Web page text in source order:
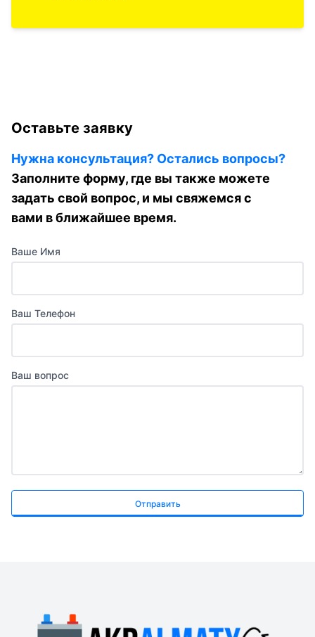
Оставьте заявку
Нужна консультация? Остались вопросы?
Заполните форму, где вы также можете
задать свой вопрос, и мы свяжемся с
вами в ближайшее время.
Ваше Имя
Ваш Телефон
Ваш вопрос
Отправить